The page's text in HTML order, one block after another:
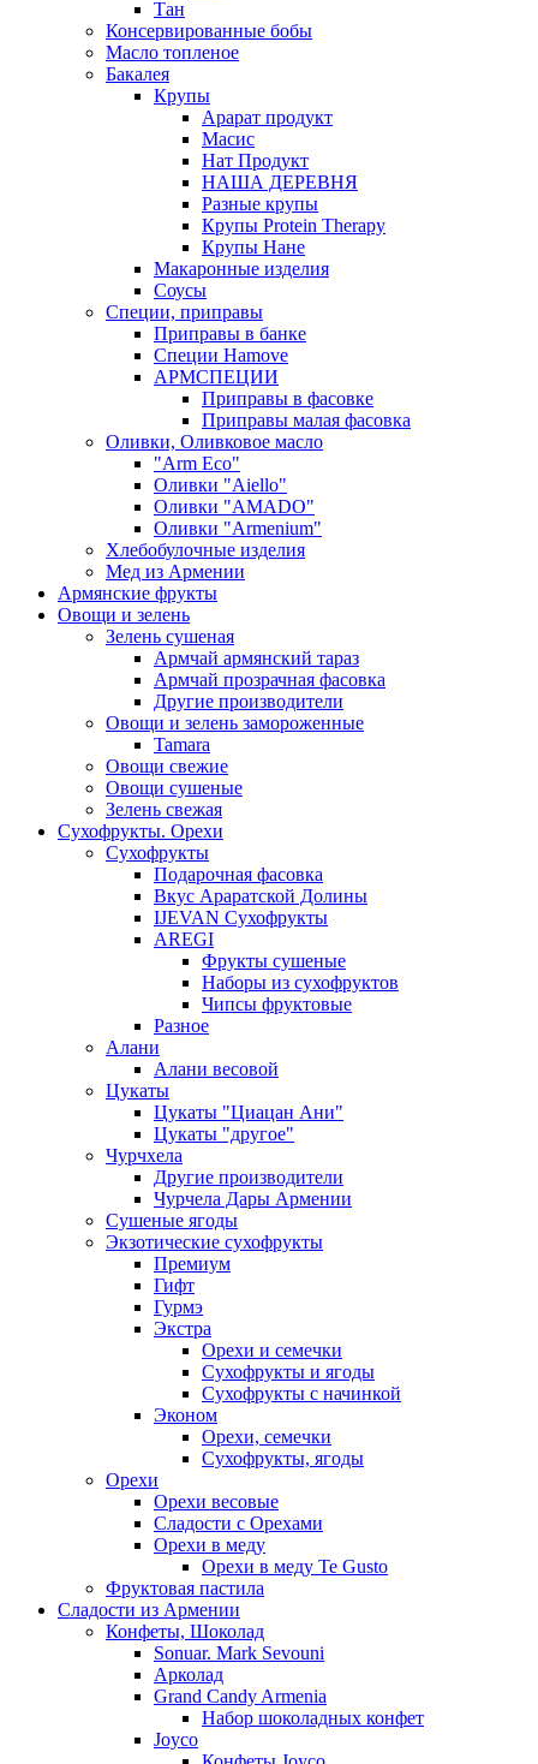
Тан
Консервированные бобы
Масло топленое
Бакалея
Крупы
Арарат продукт
Масис
Нат Продукт
НАША ДЕРЕВНЯ
Разные крупы
Крупы Protein Therapy
Крупы Нане
Макаронные изделия
Соусы
Специи, приправы
Приправы в банке
Специи Hamove
АРМСПЕЦИИ
Приправы в фасовке
Приправы малая фасовка
Оливки, Оливковое масло
"Arm Eco"
Оливки "Aiello"
Оливки "AMADO"
Оливки "Armenium"
Хлебобулочные изделия
Мед из Армении
Армянские фрукты
Овощи и зелень
Зелень сушеная
Армчай армянский тараз
Армчай прозрачная фасовка
Другие производители
Овощи и зелень замороженные
Tamara
Овощи свежие
Овощи сушеные
Зелень свежая
Сухофрукты. Орехи
Сухофрукты
Подарочная фасовка
Вкус Араратской Долины
IJEVAN Сухофрукты
AREGI
Фрукты сушеные
Наборы из сухофруктов
Чипсы фруктовые
Разное
Алани
Алани весовой
Цукаты
Цукаты "Циацан Ани"
Цукаты "другое"
Чурчхела
Другие производители
Чурчела Дары Армении
Сушеные ягоды
Экзотические сухофрукты
Премиум
Гифт
Гурмэ
Экстра
Орехи и семечки
Сухофрукты и ягоды
Сухофрукты с начинкой
Эконом
Орехи, семечки
Сухофрукты, ягоды
Орехи
Орехи весовые
Сладости с Орехами
Орехи в меду
Орехи в меду Te Gusto
Фруктовая пастила
Сладости из Армении
Конфеты, Шоколад
Sonuar. Mark Sevouni
Арколад
Grand Candy Armenia
Набор шоколадных конфет
Joyco